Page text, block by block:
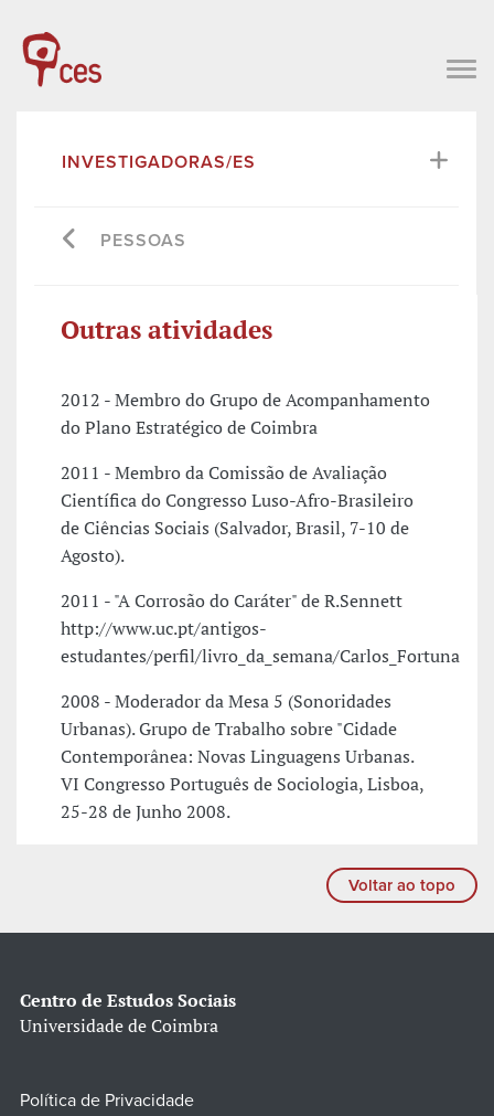
INVESTIGADORAS/ES
PESSOAS
Outras atividades
2012 - Membro do Grupo de Acompanhamento
do Plano Estratégico de Coimbra
2011 - Membro da Comissão de Avaliação
Científica do Congresso Luso-Afro-Brasileiro
de Ciências Sociais (Salvador, Brasil, 7-10 de
Agosto).
2011 - "A Corrosão do Caráter" de R.Sennett
http://www.uc.pt/antigos-
estudantes/perfil/livro_da_semana/Carlos_Fortuna
2008 - Moderador da Mesa 5 (Sonoridades
Urbanas). Grupo de Trabalho sobre "Cidade
Contemporânea: Novas Linguagens Urbanas.
VI Congresso Português de Sociologia, Lisboa,
25-28 de Junho 2008.
Voltar ao topo
Centro de Estudos Sociais
Universidade de Coimbra
Política de Privacidade